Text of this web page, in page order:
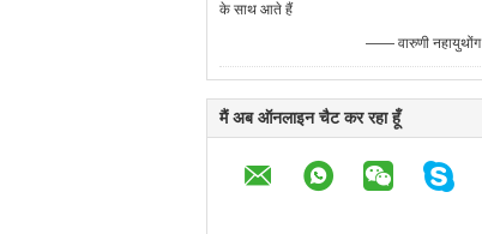
के साथ आते हैं
—— वारुणी नहायुथोंग
मैं अब ऑनलाइन चैट कर रहा हूँ